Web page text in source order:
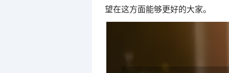
望在这方面能够更好的大家。